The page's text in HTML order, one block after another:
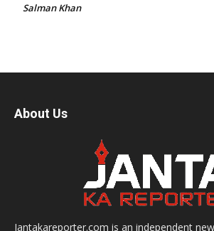
Salman Khan
About Us
Jantakareporter.com is an independent